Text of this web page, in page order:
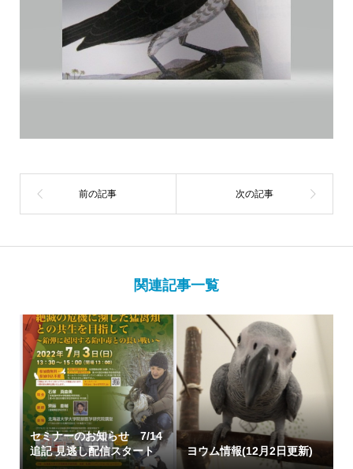
関連記事一覧
セミナーのお知らせ 7/14
追記 見逃し配信スタート
ヨウム情報(12月2日更新)